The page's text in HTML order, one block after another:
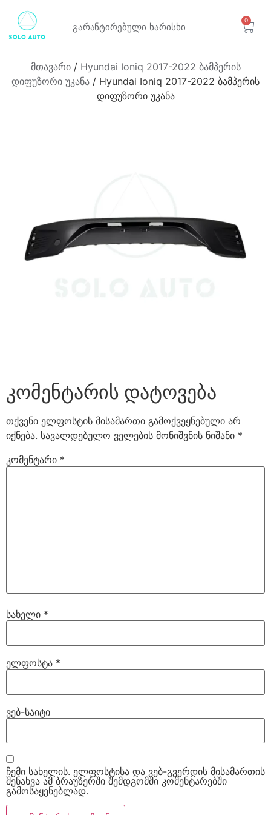
გარანტირებული ხარისხი
0
მთავარი/ Hyundai Ioniq 2017-2022 ბამპერის
დიფუზორი უკანა / Hyundai Ioniq 2017-2022 ბამპერის
დიფუზორი უკანა
კომენტარის დატოვება
თქვენი ელფოსტის მისამართი გამოქვეყნებული არ
იქნება. სავალდებულო ველების მონიშვნის ნიშანი *
კომენტარი *
სახელი *
ელფოსტა *
ვებ-საიტი
ჩემი სახელის. ელფოსტისა და ვებ-გვერდის მისამართის
შენახვა ამ ბრაუზერში შემდგომში კომენტარებში
გამოსაყენებლად.